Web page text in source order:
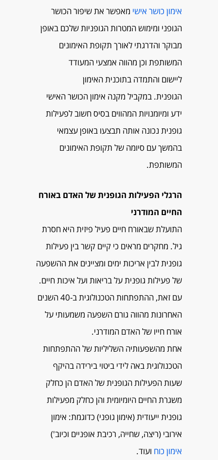
אימון כושר אישי מאפשר את שיפור הכושר
הגופני ומימוש המטרות הגופניות שלכם באופן
מבוקר והדרגתי לאורך תקופת האימונים
המשותפת וכן מהווה אמצעי המעודד
ליישום והתמדה בתוכנית האימון
הגופנית. במקביל מקנה אימון הכושר האישי
ידע ומיומנויות המהווים בסיס חשוב לפעילות
גופנית נכונה אותה תבצעו באופן עצמאי
בהמשך עם סיומה של תקופת האימונים
המשותפת.
הרגלי הפעילות הגופנית של האדם באורח
החיים המודרני
התועלת שבאורח חיים פעיל פיזית היא חסרת
גיל. מחקרים מראים כי קיים קשר בין פעילות
גופנית לבין אריכות ימים ומציינים את ההשפעה
של פעילות גופנית על בריאות ועל איכות חיים.
עם זאת, ההתפתחות הטכנולוגית ב-40 השנים
האחרונות מהווה גורם השפעה משמעותי על
אורח חייו של האדם המודרני.
אחת מהשפעותיה השליליות של ההתפתחות
הטכנולוגית באה לידי ביטוי בירידה בהיקף
שעות הפעילות הגופנית של האדם הן כחלק
משגרת החיים היומיומית והן כחלק מפעילות
גופנית ייעודית (אימון גופני) כדוגמת: אימון
אירובי (ריצה, שחייה, רכיבת אופניים וכיוב')
אימון כוח ועוד.